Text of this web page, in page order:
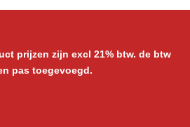
prijzen zijn excl 21% btw. de btw
pas toegevoegd.